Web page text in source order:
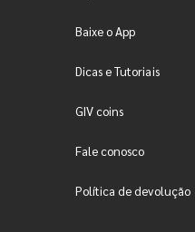
Baixe o App
Dicas e Tutoriais
GIV coins
Fale conosco
Política de devolução